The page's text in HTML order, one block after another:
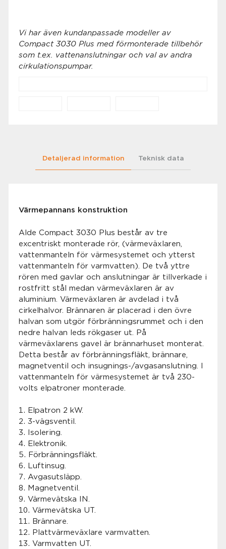
Vi har även kundanpassade modeller av
Compact 3030 Plus med förmonterade tillbehör
som t.ex. vattenanslutningar och val av andra
cirkulationspumpar.
Detaljerad information Teknisk data
Värmepannans konstruktion
Alde Compact 3030 Plus består av tre
excentriskt monterade rör, (värmeväxlaren,
vattenmanteln för värmesystemet och ytterst
vattenmanteln för varmvatten). De två yttre
rören med gavlar och anslutningar är tillverkade i
rostfritt stål medan värmeväxlaren är av
aluminium. Värmeväxlaren är avdelad i två
cirkelhalvor. Brännaren är placerad i den övre
halvan som utgör förbränningsrummet och i den
nedre halvan leds rökgaser ut. På
värmeväxlarens gavel är brännarhuset monterat.
Detta består av förbränningsfläkt, brännare,
magnetventil och insugnings-/avgasanslutning. I
vattenmanteln för värmesystemet är två 230-
volts elpatroner monterade.
Elpatron 2 kW.
3-vägsventil.
Isolering.
Elektronik.
Förbränningsfläkt.
Luftinsug.
Avgasutsläpp.
Magnetventil.
Värmevätska IN.
Värmevätska UT.
Brännare.
Plattvärmeväxlare varmvatten.
Varmvatten UT.